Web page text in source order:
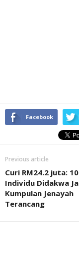
Facebook
Previous article
Curi RM24.2 juta: 10
Individu Didakwa
Kumpulan Jenayah
Terancang